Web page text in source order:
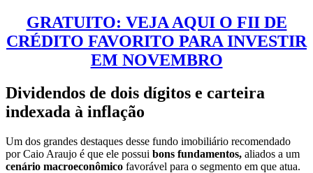
GRATUITO: VEJA AQUI O FII DE
CRÉDITO FAVORITO PARA INVESTIR
EM NOVEMBRO
Dividendos de dois dígitos e carteira
indexada à inflação
Um dos grandes destaques desse fundo imobiliário recomendado
por Caio Araujo é que ele possui bons fundamentos, aliados a um
cenário macroeconômico favorável para o segmento em que atua.